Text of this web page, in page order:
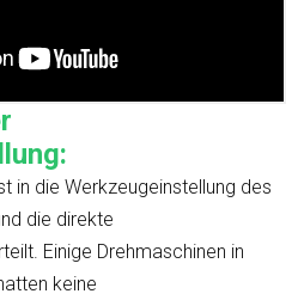
in die Werkzeugeinstellung des
die direkte
Einige Drehmaschinen in
keine